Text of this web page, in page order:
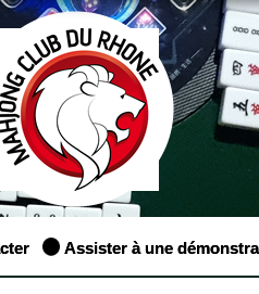
Assister à une